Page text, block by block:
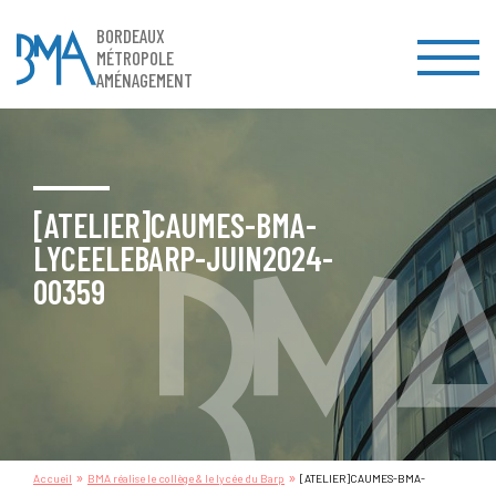
BORDEAUX
MÉTROPOLE
AMÉNAGEMENT
[ATELIER]CAUMES-BMA-
LYCEELEBARP-JUIN2024-
00359
Accueil » BMA réalise le collège & le lycée du Barp » [ATELIER]CAUMES-BMA-